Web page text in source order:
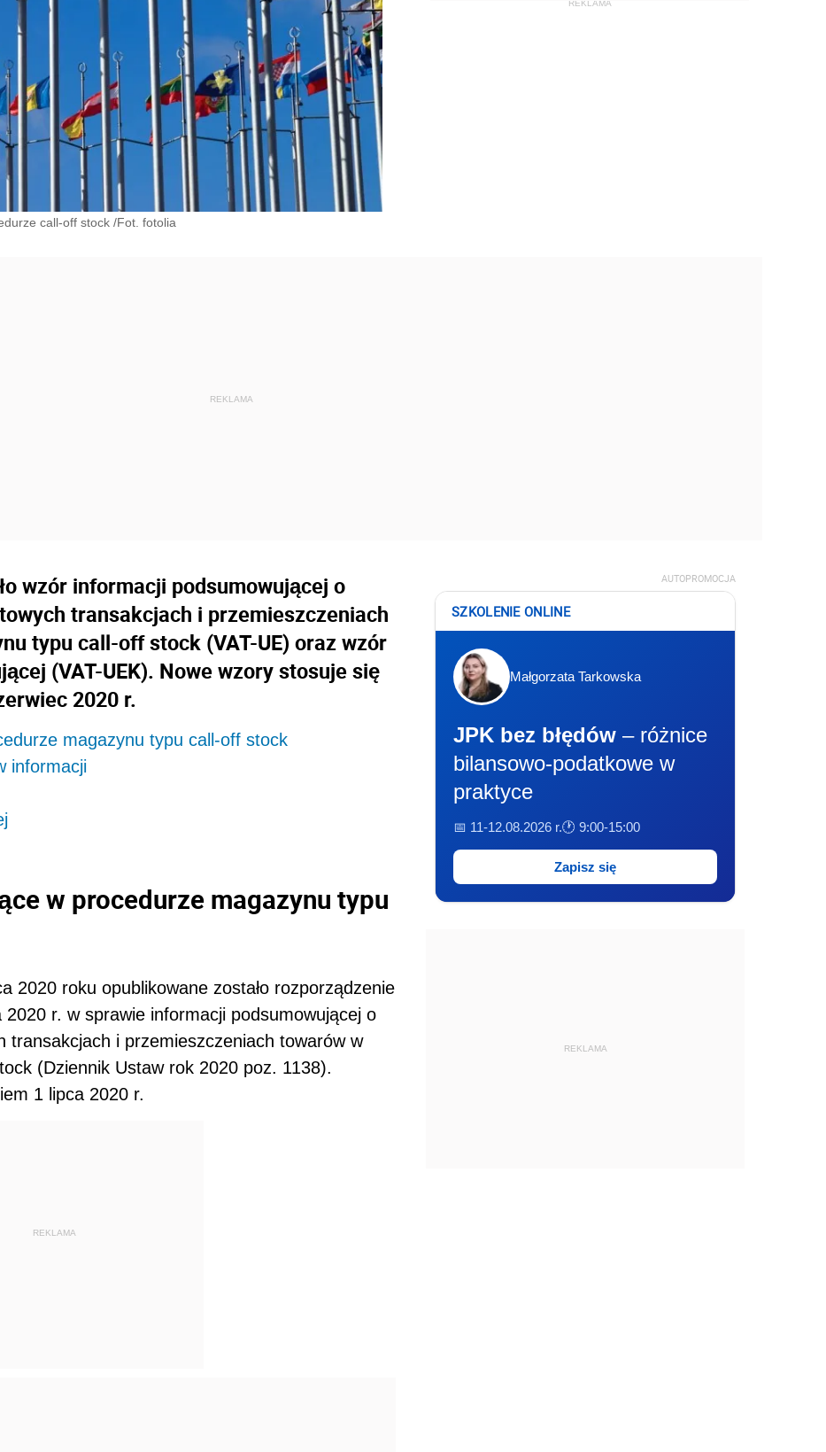
call-off stock /Fot. fotolia
wzór informacji podsumowującej o
transakcjach i przemieszczeniach
typu call-off stock (VAT-UE) oraz wzór
(VAT-UEK). Nowe wzory stosuje się
2020 r.
magazynu typu call-off stock
informacji
w procedurze magazynu typu
2020 roku opublikowane zostało rozporządzenie
r. w sprawie informacji podsumowującej o
transakcjach i przemieszczeniach towarów w
(Dziennik Ustaw rok 2020 poz. 1138).
1 lipca 2020 r.
REKLAMA
AUTOPROMOCJA
SZKOLENIE ONLINE
Małgorzata Tarkowska
JPK bez błędów – różnice
bilansowo-podatkowe w
praktyce
📅 11-12.08.2026 r.🕐 9:00-15:00
Zapisz się
REKLAMA